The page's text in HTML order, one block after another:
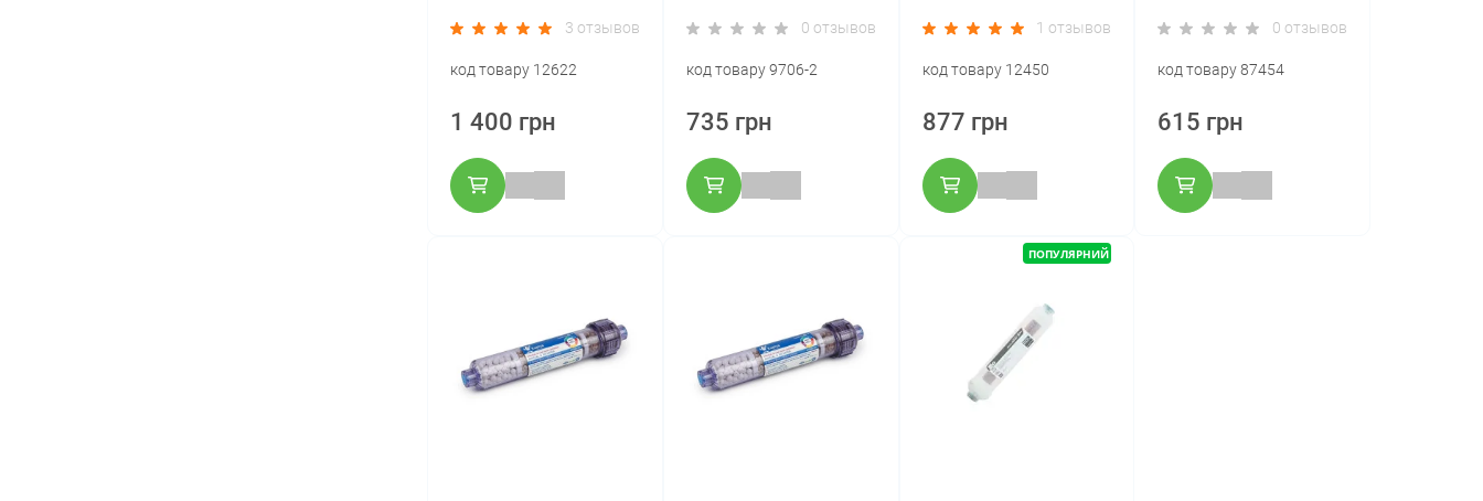
3 отзывов
код товару 12622
1 400 грн
0 отзывов
код товару 9706-2
735 грн
1 отзывов
код товару 12450
877 грн
0 отзывов
код товару 87454
615 грн
ПОПУЛЯРНИЙ